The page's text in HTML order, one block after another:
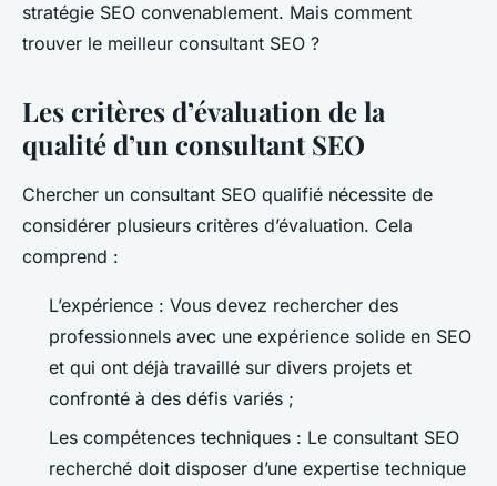
stratégie SEO convenablement. Mais comment
trouver le meilleur consultant SEO ?
Les critères d’évaluation de la
qualité d’un consultant SEO
Chercher un consultant SEO qualifié nécessite de
considérer plusieurs critères d’évaluation. Cela
comprend :
L’expérience : Vous devez rechercher des
professionnels avec une expérience solide en SEO
et qui ont déjà travaillé sur divers projets et
confronté à des défis variés ;
Les compétences techniques : Le consultant SEO
recherché doit disposer d’une expertise technique